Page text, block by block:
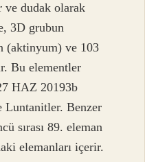
ve dudak olarak
3D grubun
(aktinyum) ve 103
Bu elementler
HAZ 20193b
Luntanitler. Benzer
sırası 89. eleman
elemanları içerir.